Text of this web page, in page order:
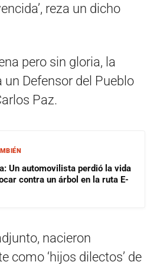
reza un dicho
pero sin gloria, la
un Defensor del Pueblo
Paz.
Un automovilista perdió la vida
contra un árbol en la ruta E-
nacieron
como ‘hijos dilectos’ de